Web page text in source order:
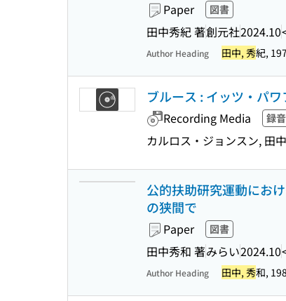
Paper 図書
田中秀紀 著創元社2024.10
Author Heading 田中, 秀紀,
ブルース : イッツ・パ
Recording Media 録
カルロス・ジョンスン, 田
公的扶助研究運動にお
の狭間で
Paper 図書
田中秀和 著みらい2024.10
Author Heading 田中, 秀和,